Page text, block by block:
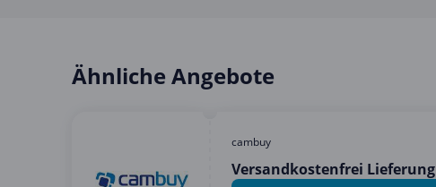
Ähnliche Angebote
cambuy
Versandkostenfrei Lieferung